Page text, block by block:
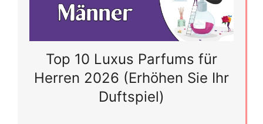
Top 10 Luxus Parfums für
Herren 2026 (Erhöhen Sie Ihr
Duftspiel)